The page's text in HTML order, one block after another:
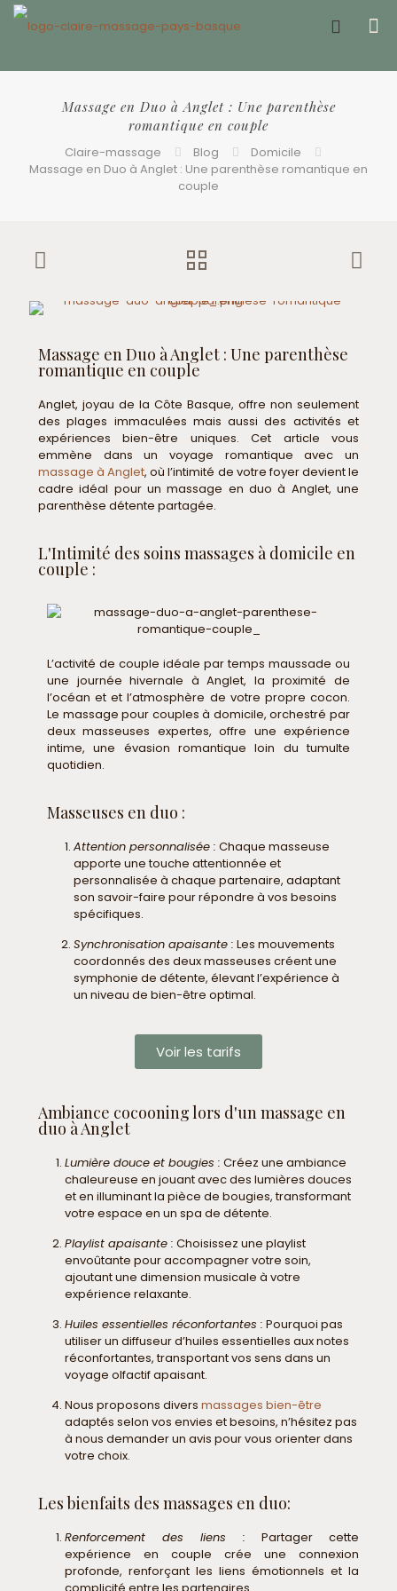
Massage en Duo à Anglet : Une parenthèse
romantique en couple​
Claire-massage Blog
Domicile
Massage en Duo à Anglet : Une parenthèse romantique en
couple​
Massage en Duo à Anglet : Une parenthèse
romantique en couple
Anglet, joyau de la Côte Basque, offre non seulement
des plages immaculées mais aussi des activités et
expériences bien-être uniques. Cet article vous
emmène dans un voyage romantique avec un
massage à Anglet, où l’intimité de votre foyer devient le
cadre idéal pour un massage en duo à Anglet, une
parenthèse détente partagée.
L'Intimité des soins massages à domicile en
couple :
L’activité de couple idéale par temps maussade ou
une journée hivernale à Anglet, la proximité de
l’océan et et l’atmosphère de votre propre cocon.
Le massage pour couples à domicile, orchestré par
deux masseuses expertes, offre une expérience
intime, une évasion romantique loin du tumulte
quotidien.
Masseuses en duo :
Attention personnalisée : Chaque masseuse
apporte une touche attentionnée et
personnalisée à chaque partenaire, adaptant
son savoir-faire pour répondre à vos besoins
spécifiques.
Synchronisation apaisante : Les mouvements
coordonnés des deux masseuses créent une
symphonie de détente, élevant l’expérience à
un niveau de bien-être optimal.
Voir les tarifs
Ambiance cocooning lors d'un massage en
duo à Anglet
Lumière douce et bougies : Créez une ambiance
chaleureuse en jouant avec des lumières douces
et en illuminant la pièce de bougies, transformant
votre espace en un spa de détente.
Playlist apaisante : Choisissez une playlist
envoûtante pour accompagner votre soin,
ajoutant une dimension musicale à votre
expérience relaxante.
Huiles essentielles réconfortantes : Pourquoi pas
utiliser un diffuseur d’huiles essentielles aux notes
réconfortantes, transportant vos sens dans un
voyage olfactif apaisant.
Nous proposons divers massages bien-être
adaptés selon vos envies et besoins, n’hésitez pas
à nous demander un avis pour vous orienter dans
votre choix.
Les bienfaits des massages en duo:
Renforcement des liens : Partager cette
expérience en couple crée une connexion
profonde, renforçant les liens émotionnels et la
Offrir un bon cadeau ❤️